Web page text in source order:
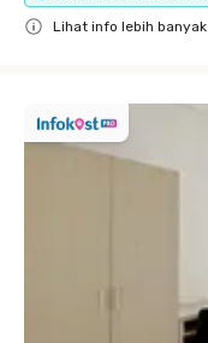
Lihat info lebih banyak